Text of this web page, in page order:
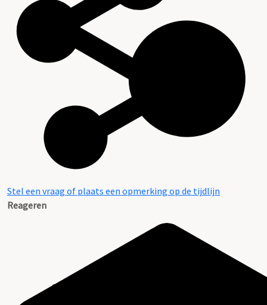
Stel een vraag of plaats een opmerking op de tijdlijn
Reageren